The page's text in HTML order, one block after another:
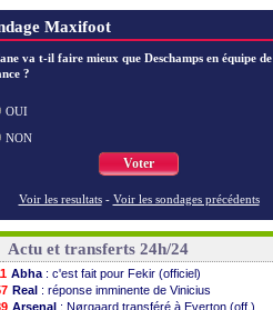
Maxifoot
va t-il faire mieux que Deschamps en équipe de
?
OUI
NON
Voter
Voir les resultats - Voir les sondages précédents
Actu et transferts 24h/24
Abha : c'est fait pour Fekir (officiel)
Real : réponse imminente de Vinicius
Arsenal : Nørgaard transféré à Everton (off.)